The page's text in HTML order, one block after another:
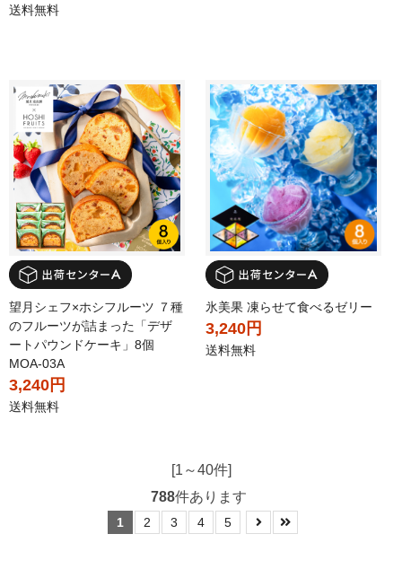
送料無料
望月シェフ×ホシフルーツ ７種
のフルーツが詰まった「デザ
ートパウンドケーキ」8個
MOA-03A
3,240円
送料無料
氷美果 凍らせて食べるゼリー
3,240円
送料無料
[1～40件]
788件あります
1 2 3 4 5